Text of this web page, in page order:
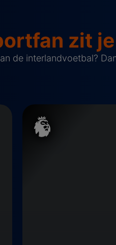
zit
de interlandvoetbal?
Premier League